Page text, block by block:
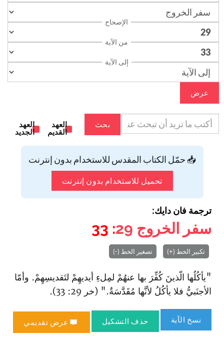
الإصحاح
من الآية
إلى الآية
عرض
بحث
العهد
القديم
العهد
الجديد
📥 حمّل الكتاب المقدس للاستخدام بدون إنترنت
تحميل للاستخدام بدون إنترنت
ترجمة فان دايك:
سفر الخروج 29
: 33
تكبير الخط (+) تصغير الخط (-)
"يأكُلُها الّذينَ كُفِّرَ بها عنهُمْ لمِلءِ أيديهِمْ لتَقديسِهِمْ. وأمّا
الأجنَبيُّ فلا يأكُلُ لأنَّها مُقَدَّسَةٌ." (خر 29: 33).
نسخ الآية حذف التشكيل عرض تقديمي